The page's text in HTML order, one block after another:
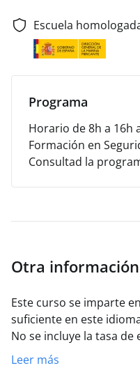
Escuela
Programa
Horario de 8h a 16h
Formación en
Consultad la
Otra información
Este curso se imparte
suficiente en este
No se incluye la tasa de
de la libreta maritima.
Leer más